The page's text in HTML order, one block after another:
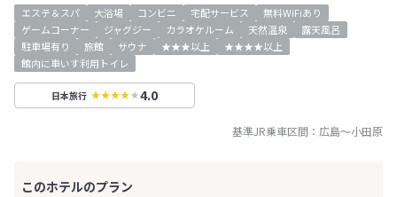
エステ＆スパ 大浴場 コンビニ 宅配サービス
無料WiFiあり
ゲームコーナー
ジャグジー カラオケルーム 天然温泉
露天風呂
駐車場有り
旅館 サウナ ★★★以上
★★★★以上
館内に車いす利用トイレ
日本旅行 4.0
基準JR乗車区間： 広島～小田原